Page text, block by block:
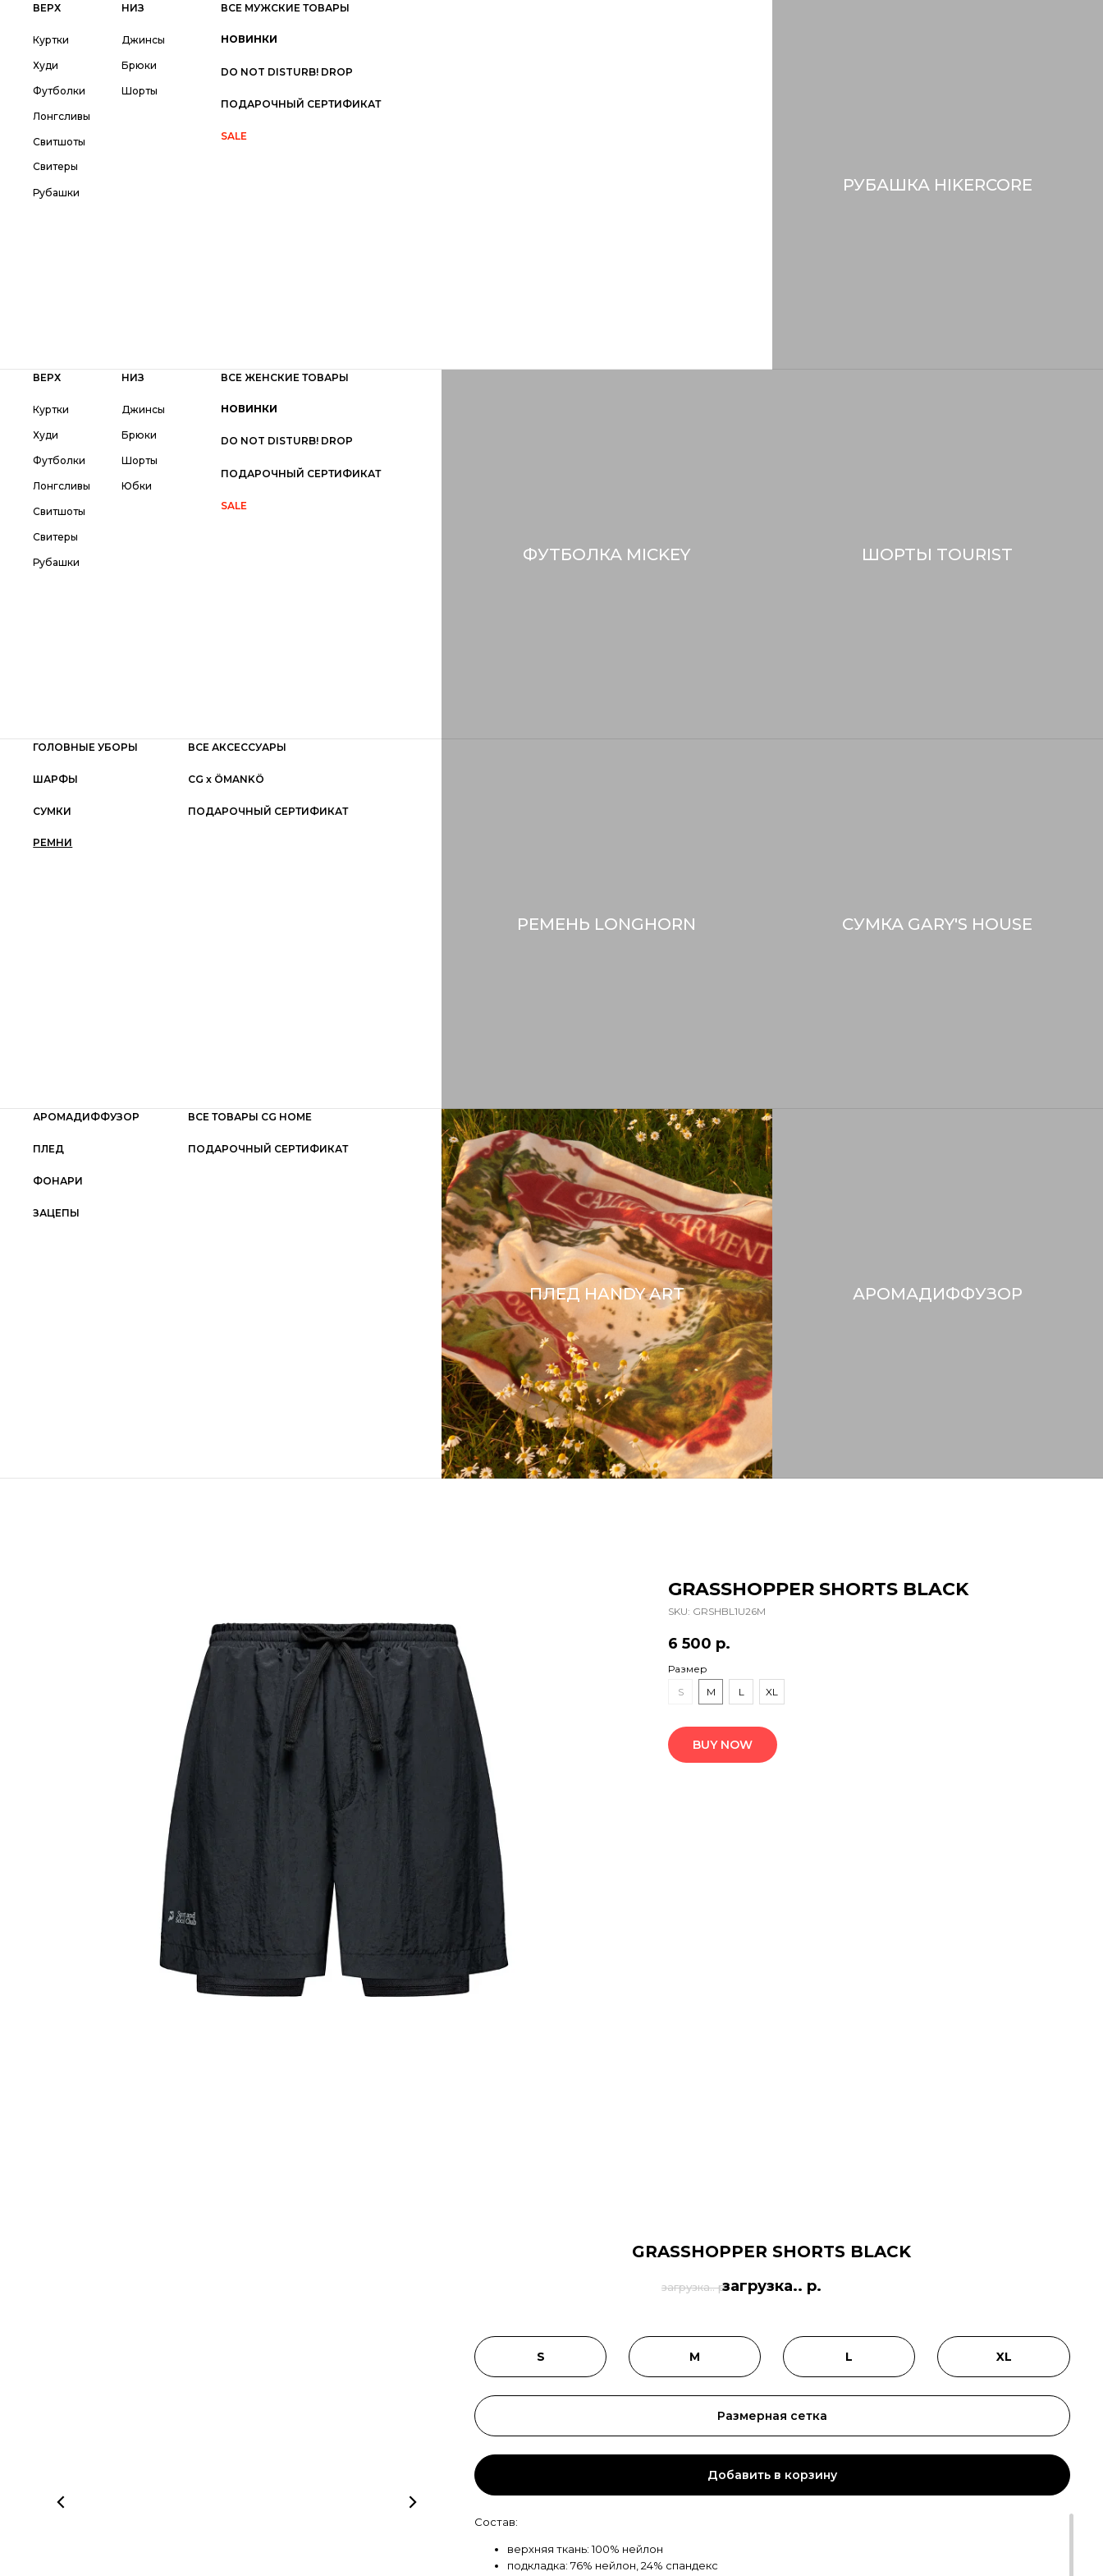
РУБАШКА HIKERCORE
Куртки
Худи
Футболки
Лонгсливы
Свитшоты
Свитеры
Рубашки
Джинсы
Брюки
Шорты
DO NOT DISTURB! DROP
SALE
ПОДАРОЧНЫЙ СЕРТИФИКАТ
НОВИНКИ
ВСЕ МУЖСКИЕ ТОВАРЫ
ВЕРХ НИЗ
ШОРТЫ TOURIST
ФУТБОЛКА MICKEY
Куртки
Худи
Футболки
Лонгсливы
Свитшоты
Рубашки
Свитеры
Джинсы
Брюки
Шорты
Юбки
DO NOT DISTURB! DROP
SALE
ПОДАРОЧНЫЙ СЕРТИФИКАТ
НОВИНКИ
ВСЕ ЖЕНСКИЕ ТОВАРЫ
ВЕРХ НИЗ
СУМКА GARY'S HOUSE
ПОДАРОЧНЫЙ СЕРТИФИКАТ
СG x ÖMANKÖ
ВСЕ АКСЕССУАРЫ
ГОЛОВНЫЕ УБОРЫ
ШАРФЫ
СУМКИ
РЕМНИ
РЕМЕНЬ LONGHORN
ПОДАРОЧНЫЙ СЕРТИФИКАТ
ВСЕ ТОВАРЫ CG HOME
ЗАЦЕПЫ
ФОНАРИ
ПЛЕД
АРОМАДИФФУЗОР
АРОМАДИФФУЗОР
ПЛЕД HANDY ART
GRASSHOPPER SHORTS BLACK
SKU: GRSHBL1U26M
6 500 р.
Размер
S
M L XL
BUY NOW
Размерная сетка
XL
L
M
S
GRASSHOPPER SHORTS BLACK
загрузка.. р.
загрузка.. р.
Состав:
верхняя ткань: 100% нейлон
подкладка: 76% нейлон, 24% спандекс
Добавить в корзину